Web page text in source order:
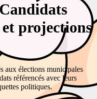
projections
aux élections municipales
référencés avec leurs
politiques.